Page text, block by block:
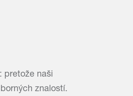
pretože naši
znalostí.